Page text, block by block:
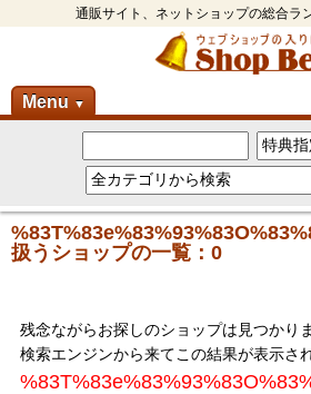
通販サイト、ネットショップの総合ラ
Menu ▼
扱うショップの一覧：0
残念ながらお探しのショップは見つかり
検索エンジンから来てこの結果が表示さ